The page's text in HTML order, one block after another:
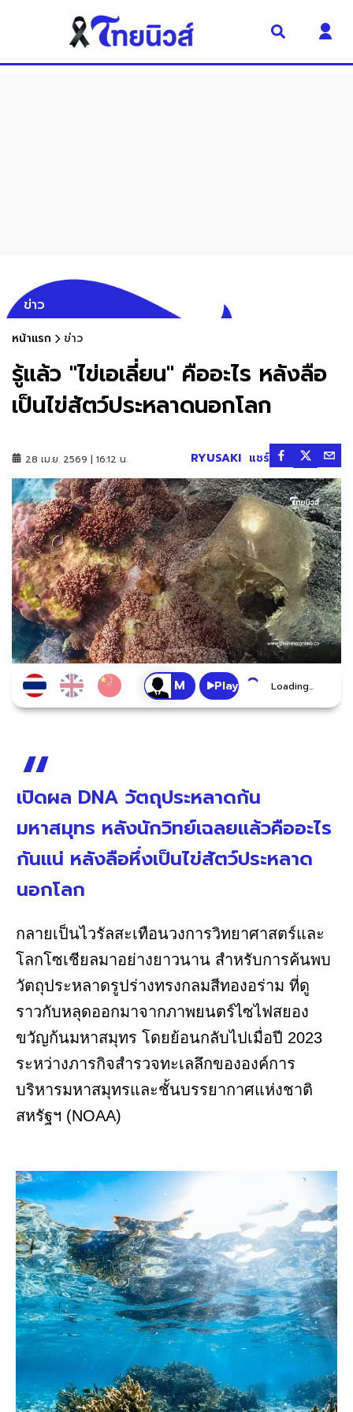
ข่าว
หน้าแรก ข่าว
รู้แล้ว "ไข่เอเลี่ยน" คืออะไร หลังลือ
เป็นไข่สัตว์ประหลาดนอกโลก
28 เม.ย. 2569 | 16:12 น. RYUSAKI แชร์
Play Loading...
เปิดผล DNA วัตถุประหลาดก้น
มหาสมุทร หลังนักวิทย์เฉลยแล้วคืออะไร
กันแน่ หลังลือหึ่งเป็นไข่สัตว์ประหลาด
นอกโลก
กลายเป็นไวรัลสะเทือนวงการวิทยาศาสตร์และ
โลกโซเชียลมาอย่างยาวนาน สำหรับการค้นพบ
วัตถุประหลาดรูปร่างทรงกลมสีทองอร่าม ที่ดู
ราวกับหลุดออกมาจากภาพยนตร์ไซไฟสยอง
ขวัญก้นมหาสมุทร โดยย้อนกลับไปเมื่อปี 2023
ระหว่างภารกิจสำรวจทะเลลึกขององค์การ
บริหารมหาสมุทรและชั้นบรรยากาศแห่งชาติ
สหรัฐฯ (NOAA)